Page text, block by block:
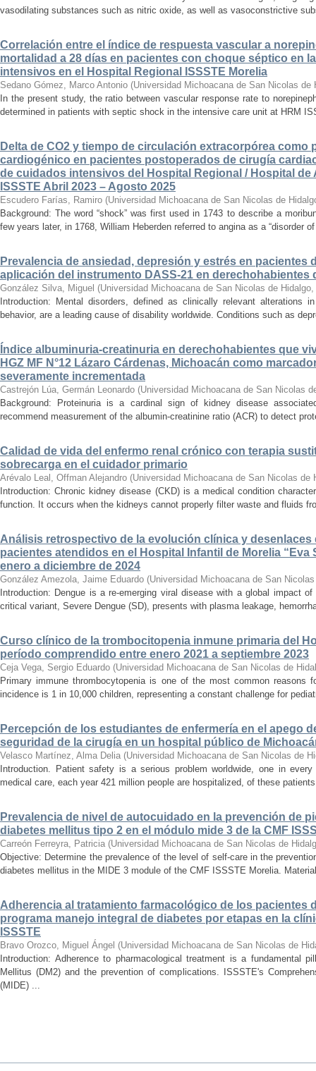
vasodilating substances such as nitric oxide, as well as vasoconstrictive
Correlación entre el índice de respuesta vascular a
mortalidad a 28 días en pacientes con choque séptico en
intensivos en el Hospital Regional ISSSTE Morelia
Sedano Gómez, Marco Antonio (Universidad Michoacana de San Nicolas de
In the present study, the ratio between vascular response rate to
determined in patients with septic shock in the intensive care unit at HRM
Delta de CO2 y tiempo de circulación extracorpórea como
cardiogénico en pacientes postoperados de cirugía
de cuidados intensivos del Hospital Regional / Hospital de
ISSSTE Abril 2023 – Agosto 2025
Escudero Farías, Ramiro (Universidad Michoacana de San Nicolas de
Background: The word “shock” was first used in 1743 to describe a
few years later, in 1768, William Heberden referred to angina as a “disorder
Prevalencia de ansiedad, depresión y estrés en pacientes
aplicación del instrumento DASS-21 en derechohabientes
González Silva, Miguel (Universidad Michoacana de San Nicolas de Hidalgo,
Introduction: Mental disorders, defined as clinically relevant alterations
behavior, are a leading cause of disability worldwide. Conditions such as
Índice albuminuria-creatinuria en derechohabientes que
HGZ MF N°12 Lázaro Cárdenas, Michoacán como
severamente incrementada
Castrejón Lúa, Germán Leonardo (Universidad Michoacana de San Nicolas
Background: Proteinuria is a cardinal sign of kidney disease
recommend measurement of the albumin-creatinine ratio (ACR) to detect
Calidad de vida del enfermo renal crónico con terapia
sobrecarga en el cuidador primario
Arévalo Leal, Offman Alejandro (Universidad Michoacana de San Nicolas de
Introduction: Chronic kidney disease (CKD) is a medical condition
function. It occurs when the kidneys cannot properly filter waste and fluids
Análisis retrospectivo de la evolución clínica y desenlaces
pacientes atendidos en el Hospital Infantil de Morelia “Eva
enero a diciembre de 2024
González Amezola, Jaime Eduardo (Universidad Michoacana de San
Introduction: Dengue is a re-emerging viral disease with a global impact
critical variant, Severe Dengue (SD), presents with plasma leakage,
Curso clínico de la trombocitopenia inmune primaria del
período comprendido entre enero 2021 a septiembre 2023
Ceja Vega, Sergio Eduardo (Universidad Michoacana de San Nicolas de
Primary immune thrombocytopenia is one of the most common reasons
incidence is 1 in 10,000 children, representing a constant challenge for
Percepción de los estudiantes de enfermería en el apego
seguridad de la cirugía en un hospital público de
Velasco Martínez, Alma Delia (Universidad Michoacana de San Nicolas de
Introduction. Patient safety is a serious problem worldwide, one in
medical care, each year 421 million people are hospitalized, of these
Prevalencia de nivel de autocuidado en la prevención de
diabetes mellitus tipo 2 en el módulo mide 3 de la CMF
Carreón Ferreyra, Patricia (Universidad Michoacana de San Nicolas de
Objective: Determine the prevalence of the level of self-care in the
diabetes mellitus in the MIDE 3 module of the CMF ISSSTE Morelia.
Adherencia al tratamiento farmacológico de los pacientes
programa manejo integral de diabetes por etapas en la
ISSSTE
Bravo Orozco, Miguel Ángel (Universidad Michoacana de San Nicolas de
Introduction: Adherence to pharmacological treatment is a fundamental
Mellitus (DM2) and the prevention of complications. ISSSTE's
(MIDE) ...